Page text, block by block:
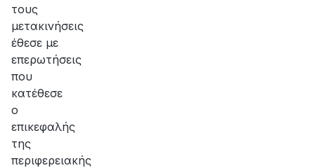
τους
μετακινήσεις
έθεσε με
επερωτήσεις
που
κατέθεσε
ο
επικεφαλής
της
περιφερειακής